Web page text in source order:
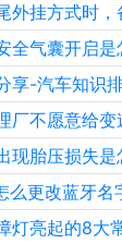
外挂方式时
全气囊开启是
享-汽车知识
厂不愿意给变
现胎压损失是
么更改蓝牙名
灯亮起的8大